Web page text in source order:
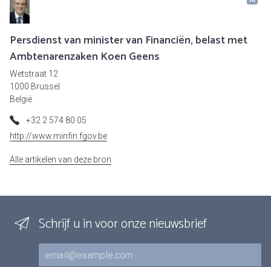
Persdienst van minister van Financiën, belast met
Ambtenarenzaken Koen Geens
Wetstraat 12
1000 Brussel
België
+32 2 574 80 05
http://www.minfin.fgov.be
Alle artikelen van deze bron
Schrijf u in voor onze nieuwsbrief
E-mail